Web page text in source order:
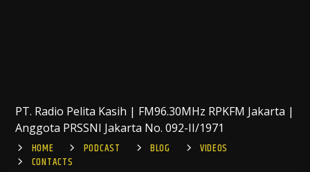
PT. Radio Pelita Kasih | FM96.30MHz RPKFM Jakarta |
Anggota PRSSNI Jakarta No. 092-II/1971
HOME
PODCAST BLOG
VIDEOS
CONTACTS